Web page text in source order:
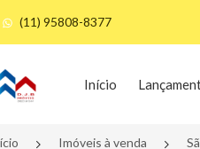
(11) 95808-8377
inicial
Início
Imóveis à venda